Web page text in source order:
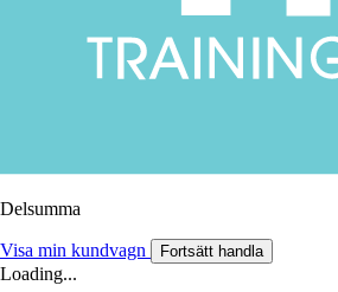
Delsumma
Visa min kundvagn Fortsätt handla
Loading...